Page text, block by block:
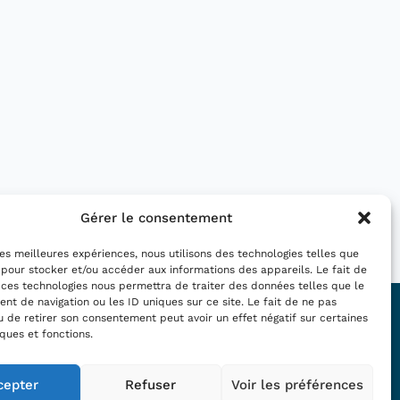
Gérer le consentement
meilleures expériences, nous utilisons des technologies telles que
stocker et/ou accéder aux informations des appareils. Le fait de
technologies nous permettra de traiter des données telles que le
de navigation ou les ID uniques sur ce site. Le fait de ne pas
de retirer son consentement peut avoir un effet négatif sur certaines
et fonctions.
Refuser Voir les préférences
Nous suivre :